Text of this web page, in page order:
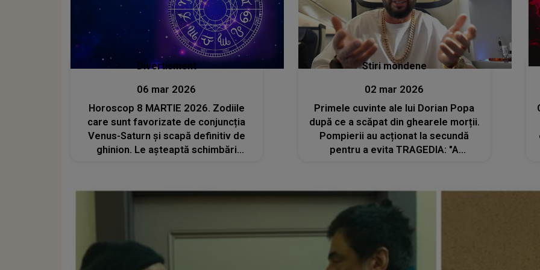
Divertisment
06 mar 2026
Horoscop 8 MARTIE 2026. Zodiile
care sunt favorizate de conjuncția
Venus-Saturn și scapă definitiv de
ghinion. Le așteaptă schimbări
Stiri mondene
02 mar 2026
Primele cuvinte ale lui Dorian Popa
după ce a scăpat din ghearele morții.
Pompierii au acționat la secundă
pentru a evita TRAGEDIA: "A